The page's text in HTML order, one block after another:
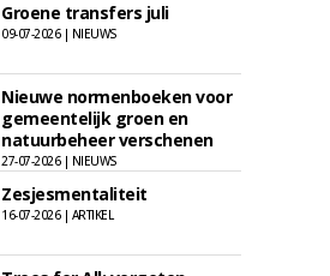
Groene transfers juli
09-07-2026 | NIEUWS
Nieuwe normenboeken voor
gemeentelijk groen en
natuurbeheer verschenen
27-07-2026 | NIEUWS
Zesjesmentaliteit
16-07-2026 | ARTIKEL